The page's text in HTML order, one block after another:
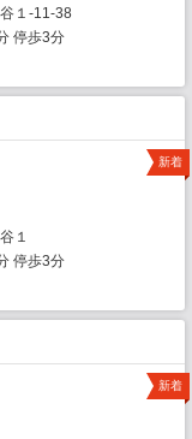
１-11-38
停歩3分
１
停歩3分
新着
新着